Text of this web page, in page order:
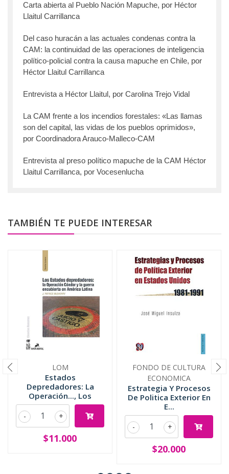
Carta abierta al Pueblo Nación Mapuche, por Héctor
Llaitul Carrillanca
Del caso huracán a las actuales condenas contra la
CAM: la continuidad de las operaciones de inteligencia
político-policial contra la causa mapuche en Chile, por
Héctor Llaitul Carrillanca
Entrevista a Héctor Llaitul, por Carolina Trejo Vidal
La CAM frente a los incendios forestales: «Las llamas
son del capital, las vidas de los pueblos oprimidos»,
por Coordinadora Arauco-Malleco-CAM
Entrevista al preso político mapuche de la CAM Héctor
Llaitul Carrillanca, por Vocesenlucha
TAMBIÉN TE PUEDE INTERESAR
LOM
Estados
Depredadores: La
Operación..., Los
+
-
$11.000
FONDO DE CULTURA
ECONOMICA
Estrategia Y Procesos
De Politica Exterior En
E...
+
-
$20.000